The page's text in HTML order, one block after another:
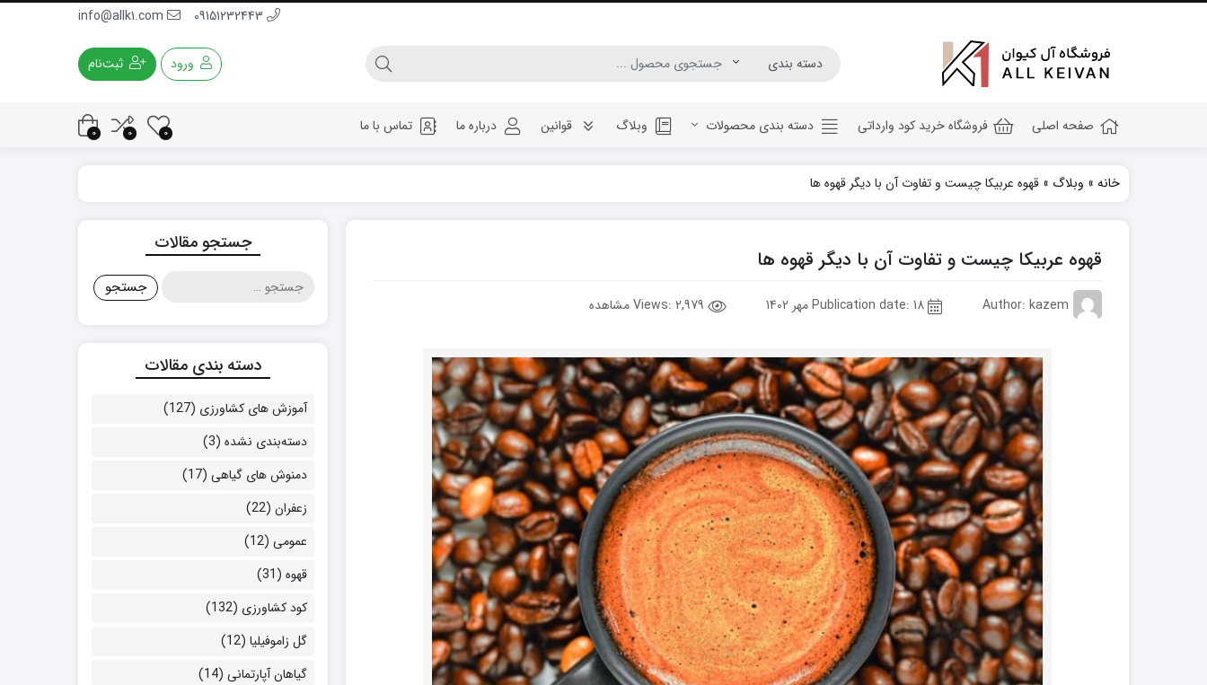
ورود ثبت‌نام
صفحه اصلی فروشگاه خرید کود وارداتی دسته بندی محصولات
کود کامل ۲۰ ۲۰ ۲۰
کود npk
کود آهن
کود گلدهی(کود ۱۲ ۱۲ ۳۶)
کود آمینو اسید
کود فروت ست
کود گیاهان آپارتمانی
وبلاگ قوانین درباره ما تماس با ما 0
0
0
خانه » وبلاگ » قهوه عربیکا چیست و تفاوت آن با دیگر قهوه ها
قهوه عربیکا چیست و تفاوت آن با دیگر قهوه ها
Author: kazem 2,979 مشاهده
جستجو مقالات
جستجو
برای:
دسته بندی مقالات
آموزش های کشاورزی (127)
دسته‌بندی نشده (3)
دمنوش های گیاهی (17)
زعفران (22)
عمومی (12)
قهوه (31)
کود کشاورزی (132)
گل زاموفیلیا (12)
گیاهان آپارتمانی (14)